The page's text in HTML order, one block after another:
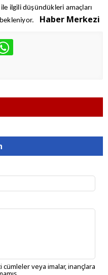
ile ilgili düşündükleri amaçları
Haber Merkezi
veya imalar, inançlara